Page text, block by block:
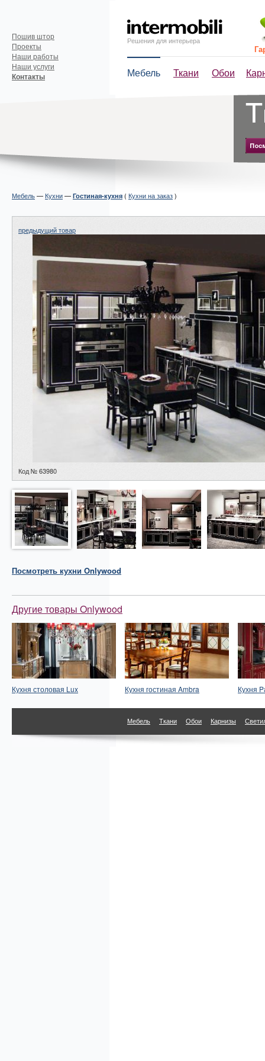
Решения для интерьера
Мебель Ткани Обои
Пошив штор
Проекты
Наши работы
Наши услуги
Контакты
Мебель— Кухни— Гостиная-кухня ( Кухни на заказ)
предыдущий товар
Код № 63980
Посмотреть кухни Onlywood
Другие товары Onlywood
Кухня столовая Lux Кухня гостиная Ambra Кухня
Мебель Ткани Обои Карнизы